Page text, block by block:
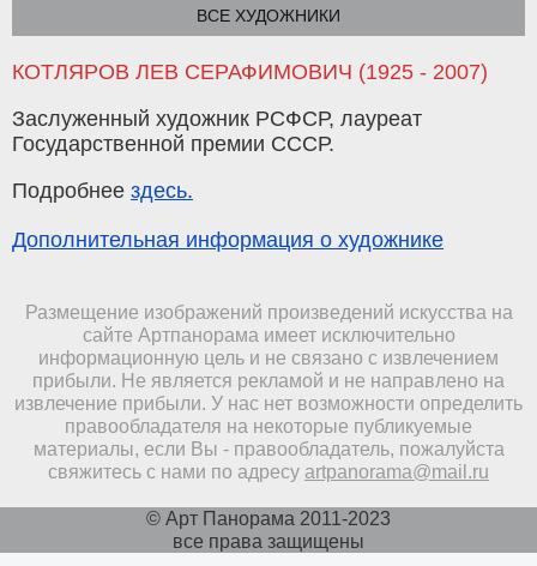
ВСЕ ХУДОЖНИКИ
КОТЛЯРОВ ЛЕВ СЕРАФИМОВИЧ (1925 - 2007)
Заслуженный художник РСФСР, лауреат
Государственной премии СССР.
Подробнее здесь.
Дополнительная информация о художнике
Размещение изображений произведений искусства на
сайте Артпанорама имеет исключительно
информационную цель и не связано с извлечением
прибыли. Не является рекламой и не направлено на
извлечение прибыли. У нас нет возможности определить
правообладателя на некоторые публикуемые
материалы, если Вы - правообладатель, пожалуйста
свяжитесь с нами по адресу artpanorama@mail.ru
© Арт Панорама 2011-2023
все права защищены